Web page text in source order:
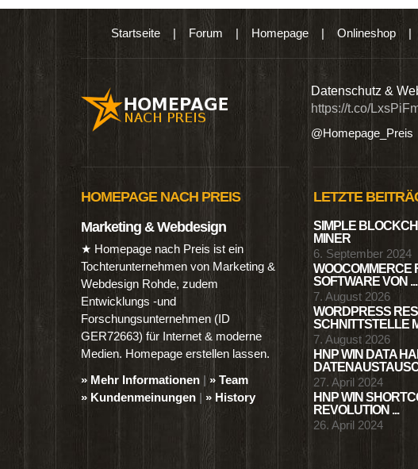
Startseite| Forum | Homepage| Onlineshop|
Produkten wie Ebooks & DVDs.… Datenschutz &
https://t.co/
@Homepage_Preis
HOMEPAGE NACH PREIS
Marketing & Webdesign
★ Homepage nach Preis ist ein
Tochterunternehmen von Marketing &
Webdesign Rohde, zudem
Entwicklungs -und
Forschungsunternehmen (ID
GER72663) für Internet & moderne
Medien. Homepage erstellen lassen.
» Mehr Informationen |» Team
» Kundenmeinungen | » History
LETZTE
SIMPLE
MINER
6. September 2024
WOOCOMMERCE
SOFTWARE VON ...
7. August 2026
WORDPRESS
SCHNITTSTELLE
7. August 2026
HNP WIN DATA
27. April 2024
HNP WIN
REVOLUTION ...
26. April 2024